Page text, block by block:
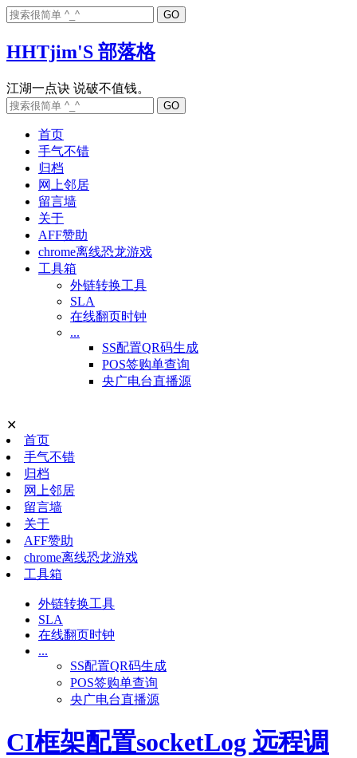
HHTjim'S 部落格
首页
手气不错
归档
网上邻居
留言墙
关于
AFF赞助
chrome离线恐龙游戏
工具箱
外链转换工具
SLA
在线翻页时钟
...
SS配置QR码生成
POS签购单查询
央广电台直播源
✕
首页
手气不错
归档
网上邻居
留言墙
关于
AFF赞助
chrome离线恐龙游戏
工具箱
外链转换工具
SLA
在线翻页时钟
...
SS配置QR码生成
POS签购单查询
央广电台直播源
CI框架配置socketLog 远程调